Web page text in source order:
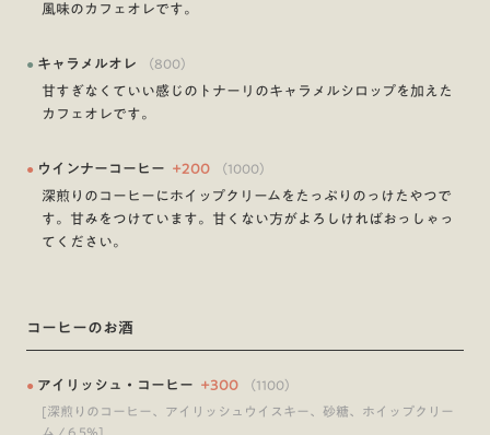
風味のカフェオレです。
● キャラメルオレ （800）
甘すぎなくていい感じのトナーリのキャラメルシロップを加えた
カフェオレです。
● ウインナーコーヒー +200 （1000）
深煎りのコーヒーにホイップクリームをたっぷりのっけたやつで
す。甘みをつけています。甘くない方がよろしければおっしゃっ
てください。
コーヒーのお酒
● アイリッシュ・コーヒー +300 （1100）
[深煎りのコーヒー、アイリッシュウイスキー、砂糖、ホイップクリー
ム / 6.5%]